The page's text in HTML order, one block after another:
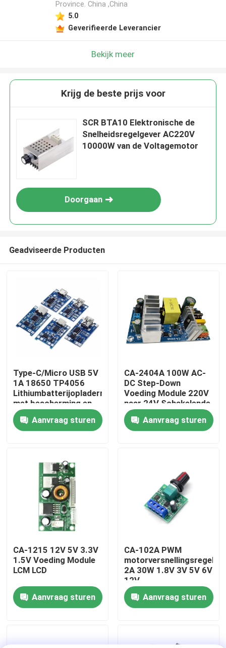
Producten
Over Ons
Kwaliteitscontrole
Neem contact met ons op
Nieuws
Blog
Versterkerbordmodule
Province. China ,China
5.0
Geverifieerde Leverancier
Bekijk meer
Krijg de beste prijs voor
SCR BTA10 Elektronische de
Snelheidsregelgever AC220V
10000W van de Voltagemotor
Doorgaan
Geadviseerde Producten
Type-C/Micro USB 5V
1A 18650 TP4056
Lithiumbatterijopladermodule
met bescherming en
dubbele functies
Aanvraag sturen
CA-2404A 100W AC-
DC Step-Down
Voeding Module 220V
naar 24V Schakelende
Voeding
Aanvraag sturen
CA-1215 12V 5V 3.3V
1.5V Voeding Module
LCM LCD
Aanvraag sturen
CA-102A PWM
motorversnellingsregelaar
2A 30W 1.8V 3V 5V 6V
12V
Aanvraag sturen